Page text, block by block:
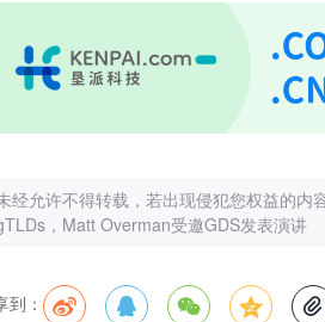
经允许不得转载，若出现侵犯您权益的内
，Matt Overman受邀GDS发表演讲
到：     